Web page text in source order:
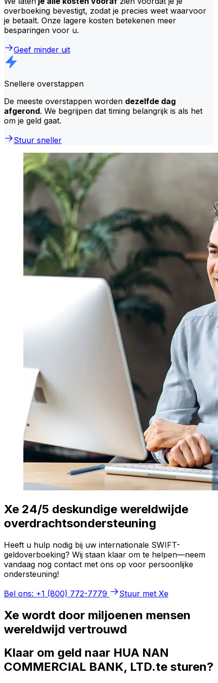
overboeking bevestigt, zodat je precies weet waarvoor
je betaalt. Onze lagere kosten betekenen meer
besparingen voor u.
Geef minder uit
Snellere overstappen
De meeste overstappen worden dezelfde dag
afgerond. We begrijpen dat timing belangrijk is als het
om je geld gaat.
Stuur sneller
Xe 24/5 deskundige wereldwijde
overdrachtsondersteuning
Heeft u hulp nodig bij uw internationale SWIFT-
geldoverboeking? Wij staan klaar om te helpen—neem
vandaag nog contact met ons op voor persoonlijke
ondersteuning!
Bel ons: +1 (800) 772-7779
Stuur met Xe
Xe wordt door miljoenen mensen
wereldwijd vertrouwd
Klaar om geld naar HUA NAN
COMMERCIAL BANK, LTD.te sturen?